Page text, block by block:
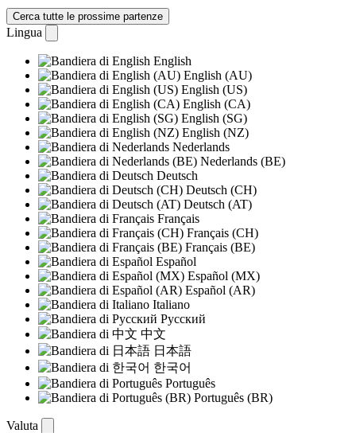
Cerca tutte le prossime partenze
Lingua
English
English (AU)
English (US)
English (CA)
English (SG)
English (NZ)
Nederlands
Nederlands (BE)
Deutsch
Deutsch (CH)
Deutsch (AT)
Français
Français (CH)
Français (BE)
Español
Español (MX)
Español (AR)
Italiano
Русский
中文
日本語
한국어
Português
Português (BR)
Valuta